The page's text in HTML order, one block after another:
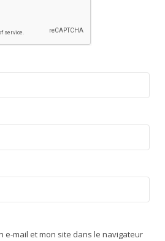
e-mail et mon site dans le navigateur